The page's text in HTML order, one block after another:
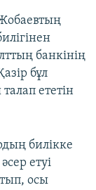
банкінің
бұл
ететін
билікке
етуі
осы